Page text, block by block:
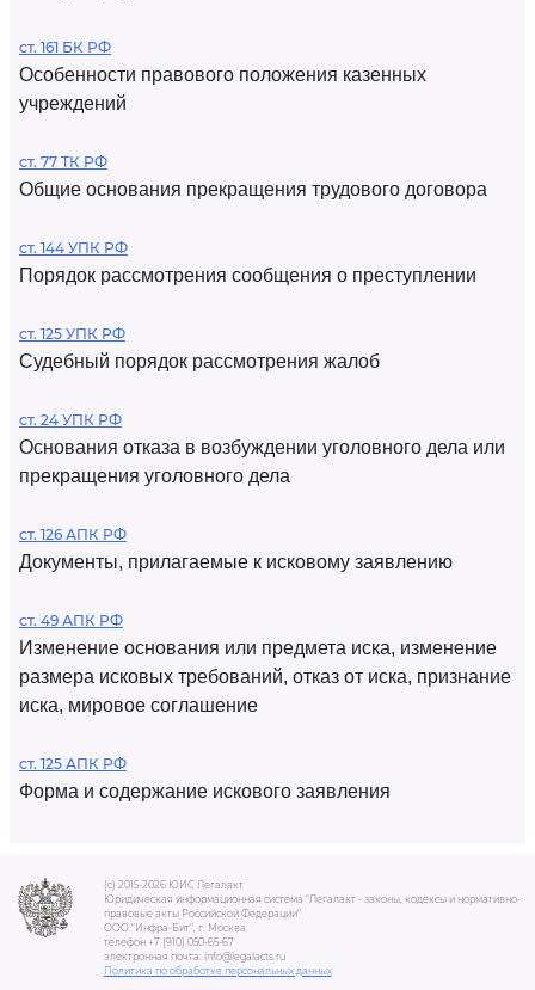
ст. 161 БК РФ
Особенности правового положения казенных
учреждений
ст. 77 ТК РФ
Общие основания прекращения трудового договора
ст. 144 УПК РФ
Порядок рассмотрения сообщения о преступлении
ст. 125 УПК РФ
Судебный порядок рассмотрения жалоб
ст. 24 УПК РФ
Основания отказа в возбуждении уголовного дела или
прекращения уголовного дела
ст. 126 АПК РФ
Документы, прилагаемые к исковому заявлению
ст. 49 АПК РФ
Изменение основания или предмета иска, изменение
размера исковых требований, отказ от иска, признание
иска, мировое соглашение
ст. 125 АПК РФ
Форма и содержание искового заявления
(c) 2015-2026 ЮИС Легалакт
Юридическая информационная система "Легалакт - законы, кодексы и нормативно-
правовые акты Российской Федерации"
ООО "Инфра-Бит", г. Москва.
телефон +7 (910) 050-65-67
электронная почта: info@legalacts.ru
Политика по обработке персональных данных